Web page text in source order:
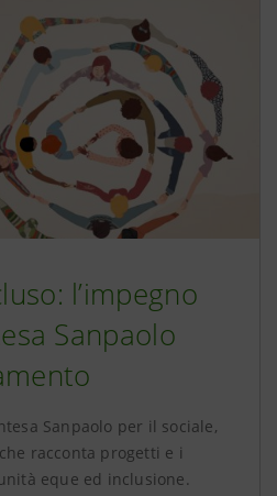
l’impegno
Sanpaolo
Sanpaolo per il sociale,
racconta progetti e i
eque ed inclusione.